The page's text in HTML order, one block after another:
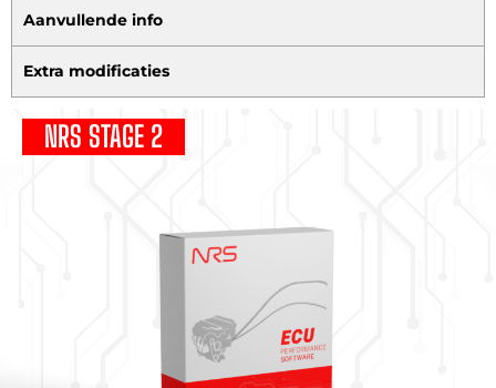
Aanvullende info
Extra modificaties
NRS STAGE 2